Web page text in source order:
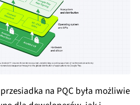
na PQC była możliwie